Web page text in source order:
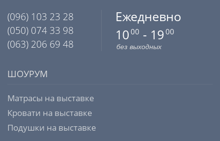
(096) 103 23 28
(050) 074 33 98
(063) 206 69 48
Ежедневно
10 00 - 19 00
без выходных
ШОУРУМ
Матрасы на выставке
Кровати на выставке
Подушки на выставке